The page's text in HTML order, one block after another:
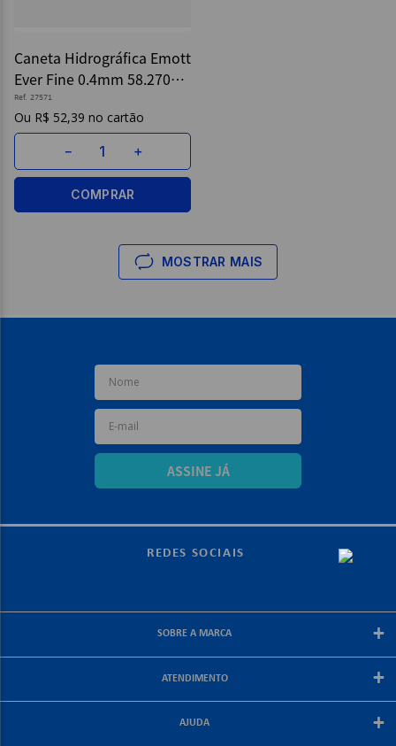
Caneta Hidrográfica Emott
Ever Fine 0.4mm 58.2700
C/ 5 - UniBall
Ref. 27571
R$ 52,39
＋
－
COMPRAR
MOSTRAR MAIS
ASSINE JÁ
REDES SOCIAIS
SOBRE A MARCA +
Encarte Papelex
Blog Papelex
Lojas Papelex
ATENDIMENTO +
Como Comprar
AJUDA +